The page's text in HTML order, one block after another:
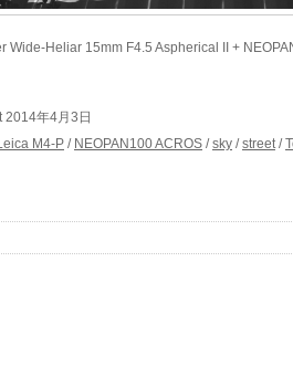
Wide-Heliar 15mm F4.5 Aspherical II +
2014年4月3日
M4-P / NEOPAN100 ACROS /sky /street/